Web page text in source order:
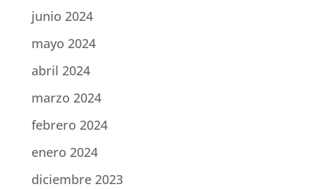
junio 2024
mayo 2024
abril 2024
marzo 2024
febrero 2024
enero 2024
diciembre 2023